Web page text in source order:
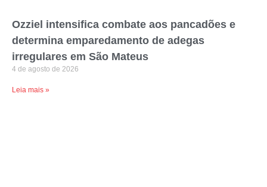
Ozziel intensifica combate aos pancadões e
determina emparedamento de adegas
irregulares em São Mateus
4 de agosto de 2026
Leia mais »